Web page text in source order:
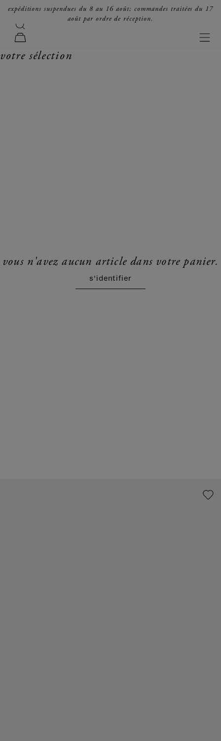
passer au contenu
expéditions suspendues du 8 au 16 août; commandes traitées du 17
août par ordre de réception.
forte_forte
recherche
panier
votre sélection
vous n'avez aucun article dans votre panier.
s'identifier